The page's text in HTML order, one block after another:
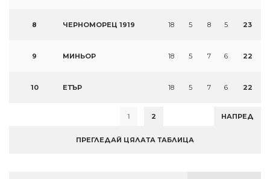
8 ЧЕРНОМОРЕЦ 1919 18 5 8 5 23
9 МИНЬОР 18 5 7 6 22
10 ЕТЪР 18 5 7 6 22
1 2 НАПРЕД
ПРЕГЛЕДАЙ ЦЯЛАТА ТАБЛИЦА